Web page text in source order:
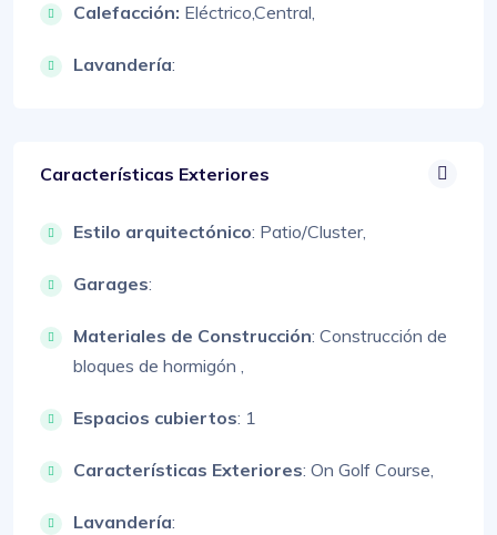
Calefacción: Eléctrico,Central,
Lavandería:
Características Exteriores
Estilo arquitectónico: Patio/Cluster,
Garages:
Materiales de Construcción: Construcción de
bloques de hormigón ,
Espacios cubiertos: 1
Características Exteriores: On Golf Course,
Lavandería: